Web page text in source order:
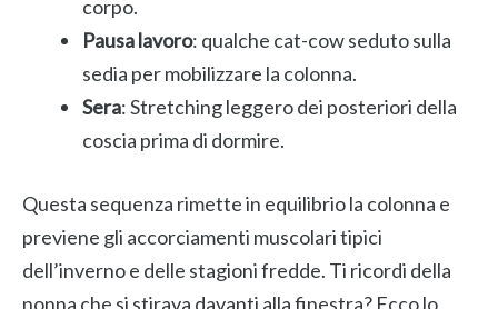
corpo.
Pausa lavoro: qualche cat-cow seduto sulla
sedia per mobilizzare la colonna.
Sera: Stretching leggero dei posteriori della
coscia prima di dormire.
Questa sequenza rimette in equilibrio la colonna e
previene gli accorciamenti muscolari tipici
dell’inverno e delle stagioni fredde. Ti ricordi della
nonna che si stirava davanti alla finestra? Ecco lo